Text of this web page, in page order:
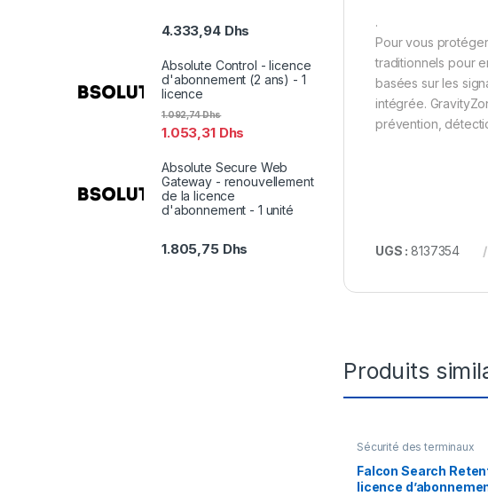
.
Pour vous
traditionnels pour
basées sur les
intégrée.
prévention,
UGS :8137354
Produits
Sécurité des terminaux
Falcon Search
licence
4.333,94 Dhs
Absolute Control - licence
d'abonnement (2 ans) - 1
licence
1.053,31 Dhs
1.092,74Dhs
Absolute Secure Web
Gateway - renouvellement
de la licence
d'abonnement - 1 unité
1.805,75 Dhs